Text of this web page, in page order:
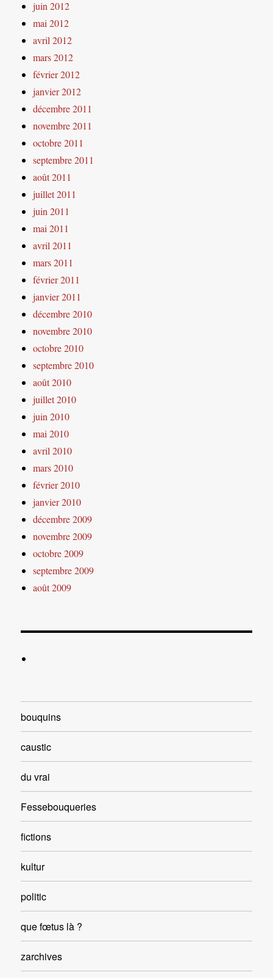
juin 2012
mai 2012
avril 2012
mars 2012
février 2012
janvier 2012
décembre 2011
novembre 2011
octobre 2011
septembre 2011
août 2011
juillet 2011
juin 2011
mai 2011
avril 2011
mars 2011
février 2011
janvier 2011
décembre 2010
novembre 2010
octobre 2010
septembre 2010
août 2010
juillet 2010
juin 2010
mai 2010
avril 2010
mars 2010
février 2010
janvier 2010
décembre 2009
novembre 2009
octobre 2009
septembre 2009
août 2009
bouquins
caustic
du vrai
Fessebouqueries
fictions
kultur
politic
que fœtus là ?
zarchives